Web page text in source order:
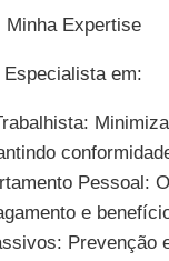
Minha Expertise
Especialista em:
Pessoal:
e
Prevenção